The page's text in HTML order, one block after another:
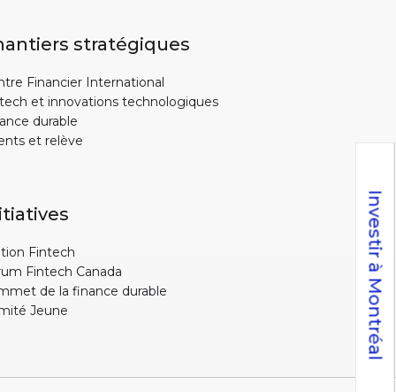
Investir à Montréal
stratégiques
Financier International
et innovations technologiques
durable
et relève
Fintech
Fintech Canada
de la finance durable
Jeune